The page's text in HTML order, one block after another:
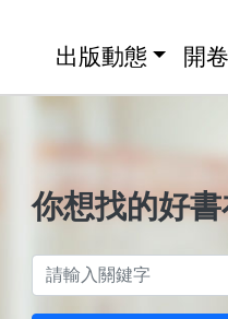
出版動態 開
你想找的好書